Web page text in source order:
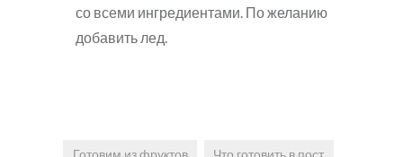
со всеми ингредиентами. По желанию
добавить лед.
Готовим из фруктов Что готовить в пост